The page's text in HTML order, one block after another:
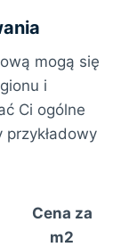
mogą się
i
Ci ogólne
Cena za
m2